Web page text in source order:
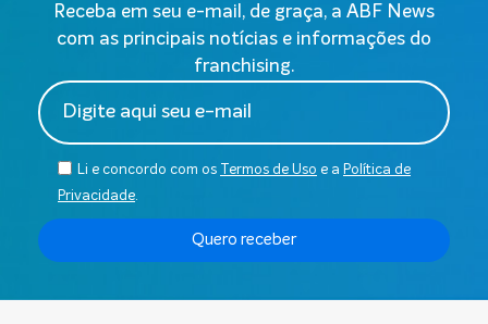
Receba em seu e-mail, de graça, a ABF News
com as principais notícias e informações do
franchising.
Li e concordo com os Termos de Uso e a Política de
Privacidade.
Quero receber